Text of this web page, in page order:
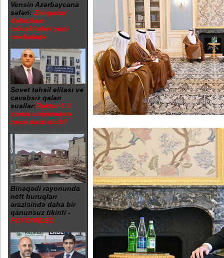
Vensin Azərbaycana
səfəri: Zəngəzur
dəhlizinin
müzakirələri yeni
mərhələdə
Sovet təhsil elitası və
cavabsız qalan
suallar:Rektor 6 il
sonra universitetə
necə daxil olub?
Binəqədi rayonunda
neft buruqları
ərazisində daha bir
qanunsuz tikinti -
FOTO/VİDEO